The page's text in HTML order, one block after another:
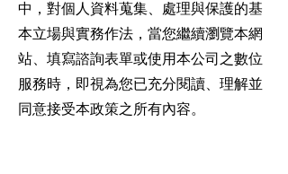
中，對個人資料蒐集、處理與保護的基
本立場與實務作法，當您繼續瀏覽本網
站、填寫諮詢表單或使用本公司之數位
服務時，即視為您已充分閱讀、理解並
同意接受本政策之所有內容。